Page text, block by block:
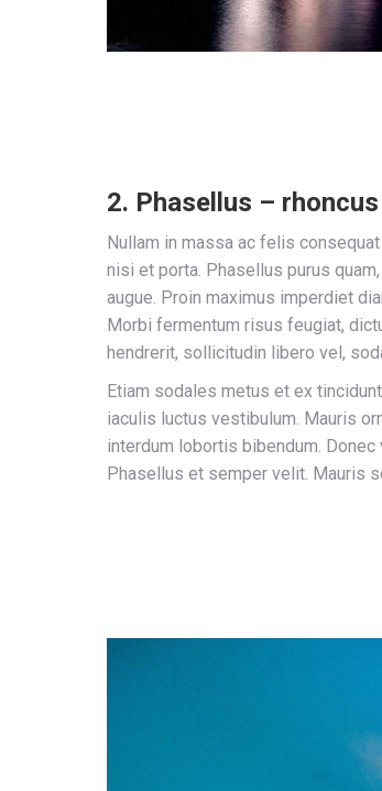
2. Phasellus –
Nullam in massa ac felis
nisi et porta. Phasellus purus
augue. Proin maximus imperdiet
Morbi fermentum risus feugiat,
hendrerit, sollicitudin libero vel,
Etiam sodales metus et ex
iaculis luctus vestibulum. Mauris
interdum lobortis bibendum.
Phasellus et semper velit. Mauris